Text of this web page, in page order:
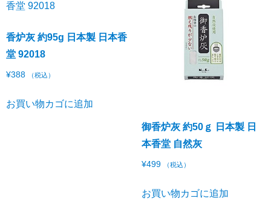
香炉灰 約95g 日本製 日本香
堂 92018
¥388 （税込）
お買い物カゴに追加
御香炉灰 約50ｇ 日本製 日
本香堂 自然灰
¥499 （税込）
お買い物カゴに追加